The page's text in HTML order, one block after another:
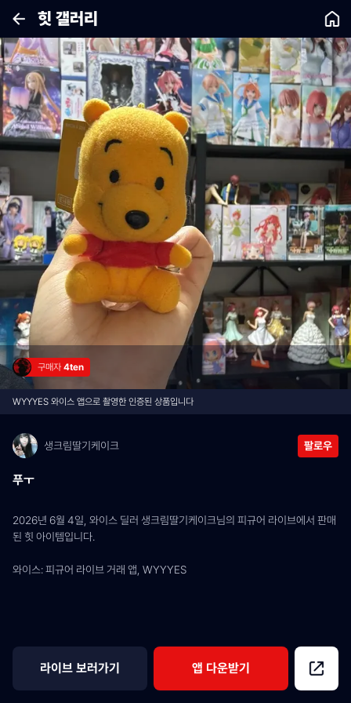
힛 갤러리
구매자 4ten
WYYYES 와이스 앱으로 촬영한 인증된 상품입니다
생크림딸기케이크 팔로우
푸ㅜ
2026년 6월 4일, 와이스 딜러 생크림딸기케이크님의 피규어 라이브에서 판매
된 힛 아이템입니다.
와이스: 피규어 라이브 거래 앱, WYYYES
라이브 보러가기 앱 다운받기